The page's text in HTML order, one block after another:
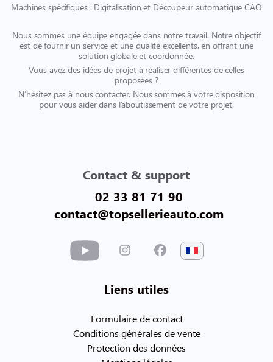
Machines spécifiques : Digitalisation et Découpeur automatique CAO
Nous sommes une équipe engagée dans notre travail. Notre objectif
est de fournir un service et une qualité excellents, en offrant une
solution globale et coordonnée.
Vous avez des idées de projet à réaliser différentes de celles
proposées ?
N’hésitez pas à nous contacter. Nous sommes à votre disposition
pour vous aider dans l’aboutissement de votre projet.
Contact & support
02 33 81 71 90
contact@topsellerieauto.com
Liens utiles
Formulaire de contact
Conditions générales de vente
Protection des données